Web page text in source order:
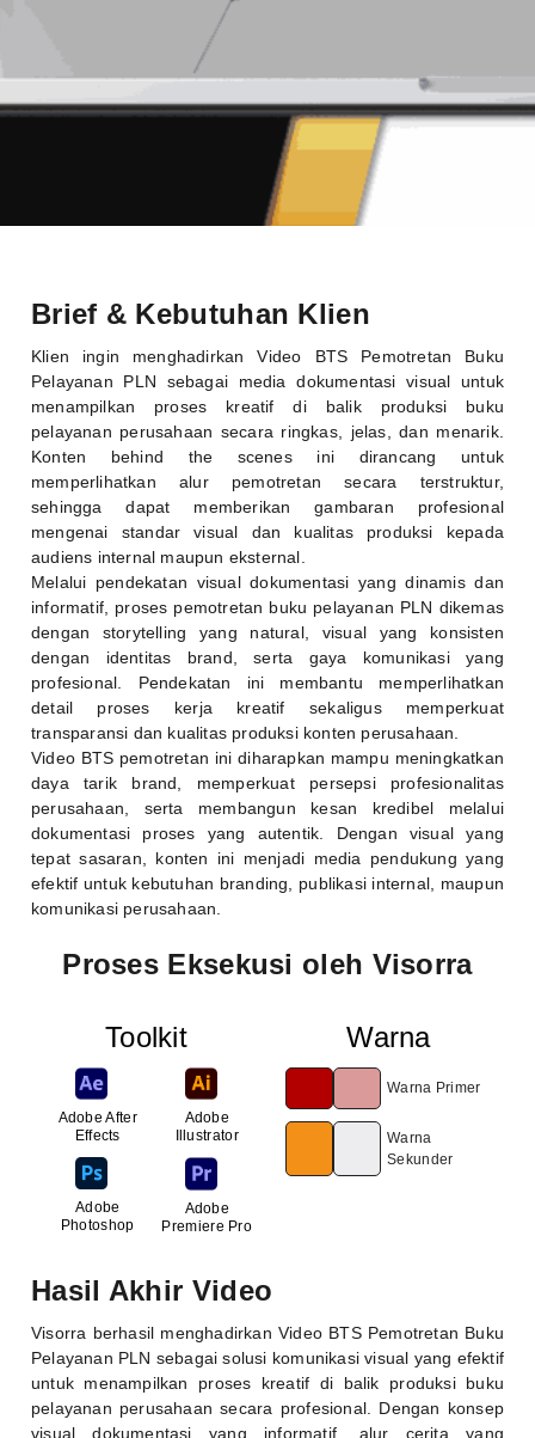
Brief & Kebutuhan Klien
Klien ingin menghadirkan Video BTS Pemotretan Buku
Pelayanan PLN sebagai media dokumentasi visual untuk
menampilkan proses kreatif di balik produksi buku
pelayanan perusahaan secara ringkas, jelas, dan menarik.
Konten behind the scenes ini dirancang untuk
memperlihatkan alur pemotretan secara terstruktur,
sehingga dapat memberikan gambaran profesional
mengenai standar visual dan kualitas produksi kepada
audiens internal maupun eksternal.
Melalui pendekatan visual dokumentasi yang dinamis dan
informatif, proses pemotretan buku pelayanan PLN dikemas
dengan storytelling yang natural, visual yang konsisten
dengan identitas brand, serta gaya komunikasi yang
profesional. Pendekatan ini membantu memperlihatkan
detail proses kerja kreatif sekaligus memperkuat
transparansi dan kualitas produksi konten perusahaan.
Video BTS pemotretan ini diharapkan mampu meningkatkan
daya tarik brand, memperkuat persepsi profesionalitas
perusahaan, serta membangun kesan kredibel melalui
dokumentasi proses yang autentik. Dengan visual yang
tepat sasaran, konten ini menjadi media pendukung yang
efektif untuk kebutuhan branding, publikasi internal, maupun
komunikasi perusahaan.
Proses Eksekusi oleh Visorra
Toolkit
Adobe After
Effects
Adobe
Illustrator
Adobe
Photoshop
Adobe
Premiere Pro
Warna
Warna Primer
Warna
Sekunder
Hasil Akhir Video
Visorra berhasil menghadirkan Video BTS Pemotretan Buku
Pelayanan PLN sebagai solusi komunikasi visual yang efektif
untuk menampilkan proses kreatif di balik produksi buku
pelayanan perusahaan secara profesional. Dengan konsep
visual dokumentasi yang informatif, alur cerita yang